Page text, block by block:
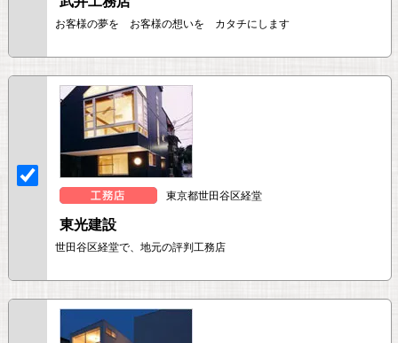
お客様の夢を お客様の想いを カタチにします
東京都世田谷区経堂
東光建設
世田谷区経堂で、地元の評判工務店